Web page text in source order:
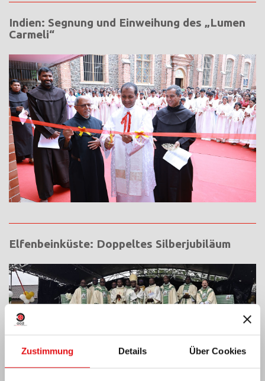
Zustimmung Details Über Cookies
Indien: Segnung und Einweihung des „Lumen
Carmeli“
Elfenbeinküste: Doppeltes Silberjubiläum